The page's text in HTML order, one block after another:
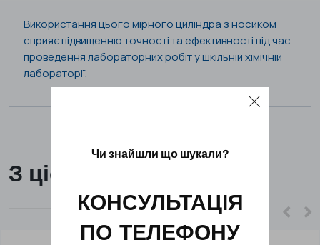
Використання цього мірного циліндра з носиком
сприяє підвищенню точності та ефективності під час
проведення лабораторних робіт у шкільній хімічній
лабораторії.
З цієї ж категорії
Чи знайшли що шукали?
КОНСУЛЬТАЦІЯ
ПО ТЕЛЕФОНУ